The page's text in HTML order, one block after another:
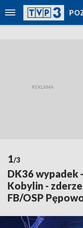
1/3
DK36 wypadek
Kobylin -
FB/OSP